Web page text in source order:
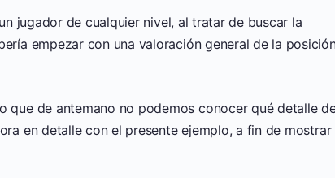
jugador de cualquier nivel, al tratar de buscar la
empezar con una valoración general de la
que de antemano no podemos conocer qué detalle
en detalle con el presente ejemplo, a fin de mostrar